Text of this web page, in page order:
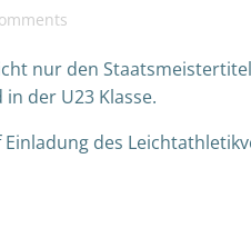
nur den
der U23 Klasse.
des